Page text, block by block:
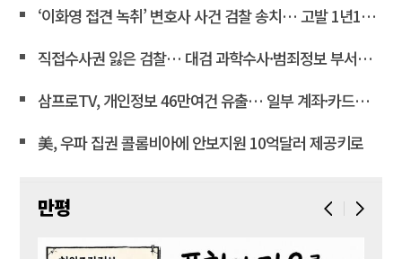
‘이화영 접견 녹취’ 변호사 사건 검찰 송치… 고발 1년10개월만
직접수사권 잃은 검찰… 대검 과학수사·범죄정보 부서도 수술대에 <연합뉴스>
삼프로TV, 개인정보 46만여건 유출… 일부 계좌·카드정보 포함
美, 우파 집권 콜롬비아에 안보지원 10억달러 제공키로
만평